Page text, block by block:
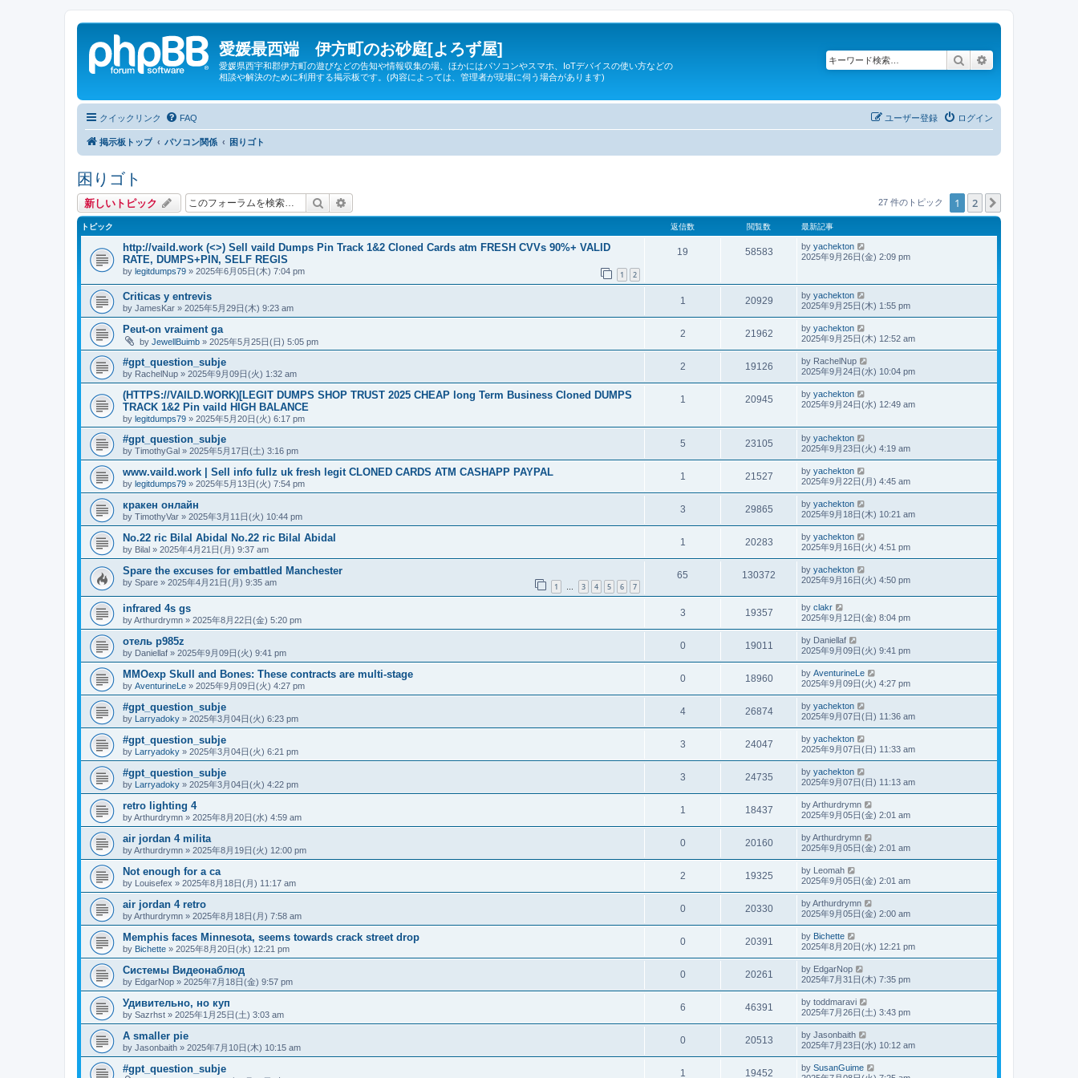
愛媛最西端 伊方町のお砂庭[よろず屋]
愛媛県西宇和郡伊方町の遊びなどの告知や情報収集の場、ほかにはパソコンやスマホ、IoTデバイスの使い方などの
相談や解決のために利用する掲示板です。(内容によっては、管理者が現場に伺う場合があります)
検索
クイックリンク FAQ ログイン
ユーザー登録
掲示板トップ パソコン関係 困りゴト
困りゴト
新しいトピック 検索 27 件のトピック 1 2
トピック 返信数 閲覧数 最新記事
http://vaild.work (<>) Sell vaild Dumps Pin Track 1&2 Cloned Cards atm FRESH CVVs 90%+ VALID
RATE, DUMPS+PIN, SELF REGIS
by legitdumps79 » 2025年6月05日(木) 7:04 pm 1 2
19 58583 by yachekton
2025年9月26日(金) 2:09 pm
Criticas y entrevis
by JamesKar » 2025年5月29日(木) 9:23 am
1 20929 by yachekton
2025年9月25日(木) 1:55 pm
Peut-on vraiment ga
by JewellBuimb » 2025年5月25日(日) 5:05 pm
2 21962 by yachekton
2025年9月25日(木) 12:52 am
#gpt_question_subje
by RachelNup » 2025年9月09日(火) 1:32 am
2 19126 by RachelNup
2025年9月24日(水) 10:04 pm
(HTTPS://VAILD.WORK)[LEGIT DUMPS SHOP TRUST 2025 CHEAP long Term Business Cloned DUMPS
TRACK 1&2 Pin vaild HIGH BALANCE
by legitdumps79 » 2025年5月20日(火) 6:17 pm
1 20945 by yachekton
2025年9月24日(水) 12:49 am
#gpt_question_subje
by TimothyGal » 2025年5月17日(土) 3:16 pm
5 23105 by yachekton
2025年9月23日(火) 4:19 am
www.vaild.work | Sell info fullz uk fresh legit CLONED CARDS ATM CASHAPP PAYPAL
by legitdumps79 » 2025年5月13日(火) 7:54 pm
1 21527 by yachekton
2025年9月22日(月) 4:45 am
кракен онлайн
by TimothyVar » 2025年3月11日(火) 10:44 pm
3 29865 by yachekton
2025年9月18日(木) 10:21 am
No.22 ric Bilal Abidal No.22 ric Bilal Abidal
by Bilal » 2025年4月21日(月) 9:37 am
1 20283 by yachekton
2025年9月16日(火) 4:51 pm
Spare the excuses for embattled Manchester
by Spare » 2025年4月21日(月) 9:35 am 1 … 3 4 5 6 7
65 130372 by yachekton
2025年9月16日(火) 4:50 pm
infrared 4s gs
byArthurdrymn » 2025年8月22日(金) 5:20 pm
3 19357 by clakr
2025年9月12日(金) 8:04 pm
отель p985z
by Daniellaf » 2025年9月09日(火) 9:41 pm
0 19011 by Daniellaf
2025年9月09日(火) 9:41 pm
MMOexp Skull and Bones: These contracts are multi-stage
by AventurineLe » 2025年9月09日(火) 4:27 pm
0 18960 by AventurineLe
2025年9月09日(火) 4:27 pm
#gpt_question_subje
by Larryadoky » 2025年3月04日(火) 6:23 pm
4 26874 by yachekton
2025年9月07日(日) 11:36 am
#gpt_question_subje
by Larryadoky » 2025年3月04日(火) 6:21 pm
3 24047 by yachekton
2025年9月07日(日) 11:33 am
#gpt_question_subje
by Larryadoky » 2025年3月04日(火) 4:22 pm
3 24735 by yachekton
2025年9月07日(日) 11:13 am
retro lighting 4
byArthurdrymn » 2025年8月20日(水) 4:59 am
1 18437 byArthurdrymn
2025年9月05日(金) 2:01 am
air jordan 4 milita
byArthurdrymn » 2025年8月19日(火) 12:00 pm
0 20160 byArthurdrymn
2025年9月05日(金) 2:01 am
Not enough for a ca
by Louisefex » 2025年8月18日(月) 11:17 am
2 19325 by Leomah
2025年9月05日(金) 2:01 am
air jordan 4 retro
byArthurdrymn » 2025年8月18日(月) 7:58 am
0 20330 byArthurdrymn
2025年9月05日(金) 2:00 am
Memphis faces Minnesota, seems towards crack street drop
by Bichette » 2025年8月20日(水) 12:21 pm
0 20391 by Bichette
2025年8月20日(水) 12:21 pm
Системы Видеонаблюд
by EdgarNop » 2025年7月18日(金) 9:57 pm
0 20261 by EdgarNop
2025年7月31日(木) 7:35 pm
Удивительно, но куп
by Sazrhst » 2025年1月25日(土) 3:03 am
6 46391 by toddmaravi
2025年7月26日(土) 3:43 pm
A smaller pie
by Jasonbaith » 2025年7月10日(木) 10:15 am
0 20513 by Jasonbaith
2025年7月23日(水) 10:12 am
#gpt_question_subje 1 19452 by SusanGuime